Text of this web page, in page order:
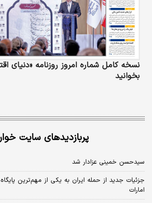
نسخه کامل شماره امروز روزنامه «دنیای‌
بخوانید
پربازدیدهای سایت
سیدحسن خمینی عزادار شد
جزئیات جدید از حمله ایران به یکی از مهم‌ترین
امارات